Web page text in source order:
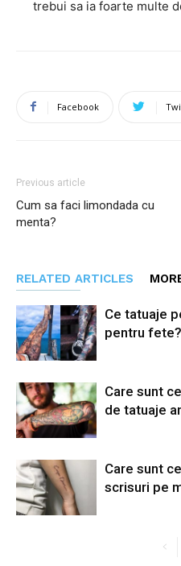
trebui sa ia foarte multe
Facebook
Previous article
Cum sa faci limondada cu
menta?
RELATED ARTICLES
Ce tatuaje
pentru fete?
Care sunt
de tatuaje
Care sunt
scrisuri pe